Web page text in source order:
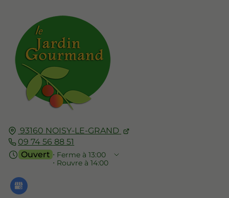
93160 NOISY-LE-GRAND
09 74 56 88 51
Ouvert ⋅ Ferme à 13:00
⋅ Rouvre à 14:00